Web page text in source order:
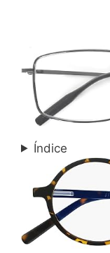
Índice